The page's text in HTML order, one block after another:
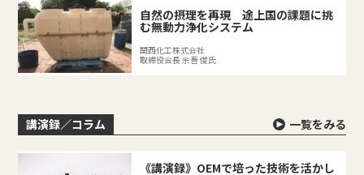
自然の摂理を再現 途上国の課題に挑
む無動力浄化システム
関西化工株式会社
取締役会長 余吾 俊氏
講演録／コラム 一覧をみる
《講演録》OEMで培った技術を活かし